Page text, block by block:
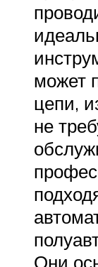
может
цепи,
не
Они